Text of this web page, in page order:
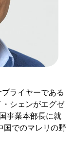
ライヤーである
シェンがエグゼ
事業本部長に就
国でのマレリの野